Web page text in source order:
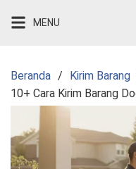
MENU
Beranda
Kirim Barang
10+ Cara Kirim Barang